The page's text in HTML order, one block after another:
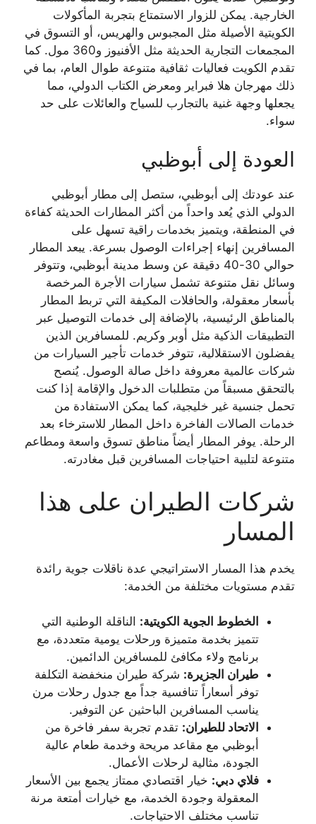
الخارجية. يمكن للزوار الاستمتاع بتجربة المأكولات
الكويتية الأصيلة مثل المجبوس والهريس، أو التسوق في
المجمعات التجارية الحديثة مثل الأفنيوز و360 مول. كما
تقدم الكويت فعاليات ثقافية متنوعة طوال العام، بما في
ذلك مهرجان هلا فبراير ومعرض الكتاب الدولي، مما
يجعلها وجهة غنية بالتجارب للسياح والعائلات على حد
سواء.
العودة إلى أبوظبي
عند عودتك إلى أبوظبي، ستصل إلى مطار أبوظبي
الدولي الذي يُعد واحداً من أكثر المطارات الحديثة كفاءة
في المنطقة، ويتميز بخدمات راقية تسهل على
المسافرين إنهاء إجراءات الوصول بسرعة. يبعد المطار
حوالي 30-40 دقيقة عن وسط مدينة أبوظبي، وتتوفر
وسائل نقل متنوعة تشمل سيارات الأجرة المرخصة
بأسعار معقولة، والحافلات المكيفة التي تربط المطار
بالمناطق الرئيسية، بالإضافة إلى خدمات التوصيل عبر
التطبيقات الذكية مثل أوبر وكريم. للمسافرين الذين
يفضلون الاستقلالية، تتوفر خدمات تأجير السيارات من
شركات عالمية معروفة داخل صالة الوصول. يُنصح
بالتحقق مسبقاً من متطلبات الدخول والإقامة إذا كنت
تحمل جنسية غير خليجية، كما يمكن الاستفادة من
خدمات الصالات الفاخرة داخل المطار للاسترخاء بعد
الرحلة. يوفر المطار أيضاً مناطق تسوق واسعة ومطاعم
متنوعة لتلبية احتياجات المسافرين قبل مغادرته.
شركات الطيران على هذا
المسار
يخدم هذا المسار الاستراتيجي عدة ناقلات جوية رائدة
تقدم مستويات مختلفة من الخدمة:
الخطوط الجوية الكويتية: الناقلة الوطنية التي
تتميز بخدمة متميزة ورحلات يومية متعددة، مع
برنامج ولاء مكافئ للمسافرين الدائمين.
طيران الجزيرة: شركة طيران منخفضة التكلفة
توفر أسعاراً تنافسية جداً مع جدول رحلات مرن
يناسب المسافرين الباحثين عن التوفير.
الاتحاد للطيران: تقدم تجربة سفر فاخرة من
أبوظبي مع مقاعد مريحة وخدمة طعام عالية
الجودة، مثالية لرحلات الأعمال.
فلاي دبي: خيار اقتصادي ممتاز يجمع بين الأسعار
المعقولة وجودة الخدمة، مع خيارات أمتعة مرنة
تناسب مختلف الاحتياجات.